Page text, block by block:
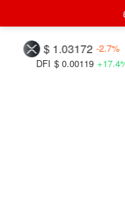
$ 1.03172 -2.7%
DFI $ 0.00119 +17.4%